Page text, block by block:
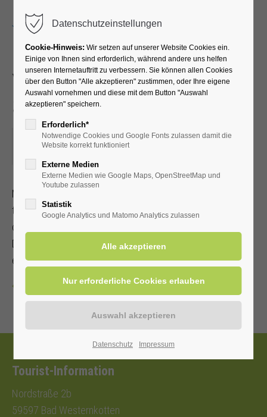
Yoga im Park für Leib und
Seele
03.09.2025, 10:00
Mit Achtsamkeit und Selbstliebe zu Gelassenheit, Ruhe und
tiefer Selbsterfahrung gelangen. Bei gutem Wetter findet
der 60-Minuten-Kurs im Kurpark statt. Bitte bringen Sie eine
Decke und ein Getränk mit. Bitte ¼ Std. vor Beginn
einfinden. Mit Kur-/Einwohnerkarte 7,00 €, ohne 10,00 €
Tourist-Information
Nordstraße 2b
59597 Bad Westernkotten
Datenschutzeinstellungen
Cookie-Hinweis: Wir setzen auf unserer Website Cookies ein.
Einige von Ihnen sind erforderlich, während andere uns helfen
unseren Internetauftritt zu verbessern. Sie können allen Cookies
über den Button "Alle akzeptieren" zustimmen, oder Ihre eigene
Auswahl vornehmen und diese mit dem Button "Auswahl
akzeptieren" speichern.
Erforderlich*
Notwendige Cookies und Google Fonts zulassen damit die
Website korrekt funktioniert
Externe Medien
Externe Medien wie Google Maps, OpenStreetMap und
Youtube zulassen
Statistik
Google Analytics und Matomo Analytics zulassen
Datenschutz Impressum